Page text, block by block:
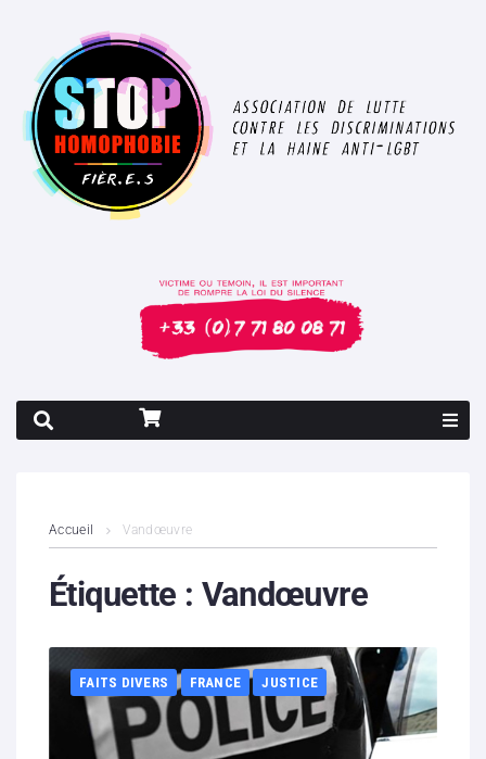
Contenus litigieux
Boutique
Partenaires
Accueil Vandœuvre
Étiquette : Vandœuvre
FAITS DIVERS FRANCE JUSTICE